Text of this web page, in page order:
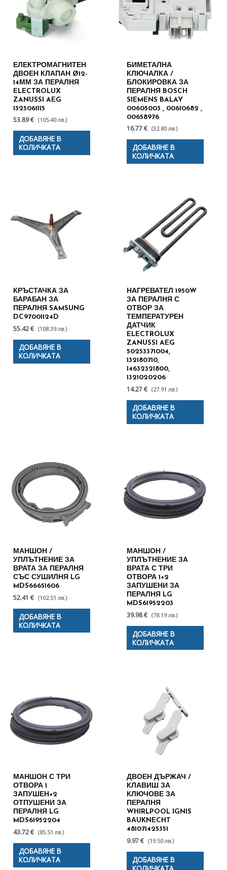
ЕЛЕКТРОМАГНИТЕН
ДВОЕН КЛАПАН Ø12-
14ММ ЗА ПЕРАЛНЯ
ELECTROLUX
ZANUSSI AEG
1325061115
53.89 € (105.40 лв.)
ДОБАВЯНЕ В
КОЛИЧКАТА
БИМЕТАЛНА
КЛЮЧАЛКА /
БЛОКИРОВКА ЗА
ПЕРАЛНЯ BOSCH
SIEMENS BALAY
00605003 , 00610682 ,
00658976
16.77 € (32.80 лв.)
ДОБАВЯНЕ В
КОЛИЧКАТА
КРЪСТАЧКА ЗА
БАРАБАН ЗА
ПЕРАЛНЯ SAMSUNG
DC97001124D
55.42 € (108.39 лв.)
ДОБАВЯНЕ В
КОЛИЧКАТА
НАГРЕВАТЕЛ 1950W
ЗА ПЕРАЛНЯ С
ОТВОР ЗА
ТЕМПЕРАТУРЕН
ДАТЧИК
ELECTROLUX
ZANUSSI AEG
50253371004,
132180710,
14632321800,
1321020206
14.27 € (27.91 лв.)
ДОБАВЯНЕ В
КОЛИЧКАТА
МАНШОН /
УПЛЪТНЕНИЕ ЗА
ВРАТА ЗА ПЕРАЛНЯ
СЪС СУШИЛНЯ LG
MDS66651606
52.41 € (102.51 лв.)
ДОБАВЯНЕ В
КОЛИЧКАТА
МАНШОН /
УПЛЪТНЕНИЕ ЗА
ВРАТА С ТРИ
ОТВОРА 1+2
ЗАПУШЕНИ ЗА
ПЕРАЛНЯ LG
MDS61952203
39.98 € (78.19 лв.)
ДОБАВЯНЕ В
КОЛИЧКАТА
МАНШОН С ТРИ
ОТВОРА 1
ЗАПУШЕН+2
ОТПУШЕНИ ЗА
ПЕРАЛНЯ LG
MDS61952204
43.72 € (85.51 лв.)
ДОБАВЯНЕ В
КОЛИЧКАТА
ДВОЕН ДЪРЖАЧ /
КЛАВИШ ЗА
КЛЮЧОВЕ ЗА
ПЕРАЛНЯ
WHIRLPOOL IGNIS
BАUKNECHT
481071425351
9.97 € (19.50 лв.)
ДОБАВЯНЕ В